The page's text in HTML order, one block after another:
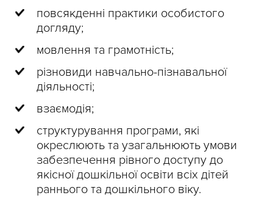
повсякденні практики особистого
догляду;
мовлення та грамотність;
різновиди навчально-пізнавальної
діяльності;
взаємодія;
структурування програми, які
окреслюють та узагальнюють умови
забезпечення рівного доступу до
якісної дошкільної освіти всіх дітей
раннього та дошкільного віку.